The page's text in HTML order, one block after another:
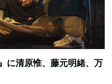
に清原惟、藤元明緒、万